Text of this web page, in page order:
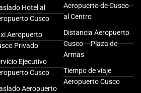
Hotel al
Cusco
Aeropuerto
Privado
Ejecutivo
Cusco
Aeropuerto
Aeropuerto de Cusco
al Centro
Distancia Aeropuerto
Cusco – Plaza de
Armas
Tiempo de viaje
Aeropuerto Cusco